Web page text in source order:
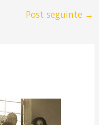
Post seguinte →